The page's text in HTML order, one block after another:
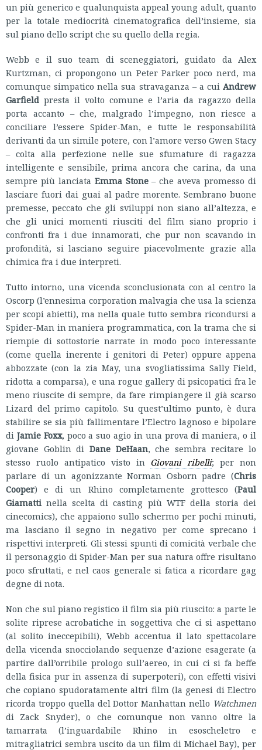
un più generico e qualunquista appeal young adult, quanto
per la totale mediocrità cinematografica dell’insieme, sia
sul piano dello script che su quello della regia.
Webb e il suo team di sceneggiatori, guidato da Alex
Kurtzman, ci propongono un Peter Parker poco nerd, ma
comunque simpatico nella sua stravaganza – a cui Andrew
Garfield presta il volto comune e l’aria da ragazzo della
porta accanto – che, malgrado l’impegno, non riesce a
conciliare l’essere Spider-Man, e tutte le responsabilità
derivanti da un simile potere, con l’amore verso Gwen Stacy
– colta alla perfezione nelle sue sfumature di ragazza
intelligente e sensibile, prima ancora che carina, da una
sempre più lanciata Emma Stone– che aveva promesso di
lasciare fuori dai guai al padre morente. Sembrano buone
premesse, peccato che gli sviluppi non siano all’altezza, e
che gli unici momenti riusciti del film siano proprio i
confronti fra i due innamorati, che pur non scavando in
profondità, si lasciano seguire piacevolmente grazie alla
chimica fra i due interpreti.
Tutto intorno, una vicenda sconclusionata con al centro la
Oscorp (l’ennesima corporation malvagia che usa la scienza
per scopi abietti), ma nella quale tutto sembra ricondursi a
Spider-Man in maniera programmatica, con la trama che si
riempie di sottostorie narrate in modo poco interessante
(come quella inerente i genitori di Peter) oppure appena
abbozzate (con la zia May, una svogliatissima Sally Field,
ridotta a comparsa), e una rogue gallery di psicopatici fra le
meno riuscite di sempre, da fare rimpiangere il già scarso
Lizard del primo capitolo. Su quest’ultimo punto, è dura
stabilire se sia più fallimentare l’Electro lagnoso e bipolare
di Jamie Foxx, poco a suo agio in una prova di maniera, o il
giovane Goblin di Dane DeHaan, che sembra recitare lo
stesso ruolo antipatico visto in Giovani ribelli; per non
parlare di un agonizzante Norman Osborn padre (Chris
Cooper) e di un Rhino completamente grottesco (Paul
Giamatti nella scelta di casting più WTF della storia dei
cinecomics), che appaiono sullo schermo per pochi minuti,
ma lasciano il segno in negativo per come sprecano i
rispettivi interpreti. Gli stessi spunti di comicità verbale che
il personaggio di Spider-Man per sua natura offre risultano
poco sfruttati, e nel caos generale si fatica a ricordare gag
degne di nota.
Non che sul piano registico il film sia più riuscito: a parte le
solite riprese acrobatiche in soggettiva che ci si aspettano
(al solito ineccepibili), Webb accentua il lato spettacolare
della vicenda snocciolando sequenze d’azione esagerate (a
partire dall’orribile prologo sull’aereo, in cui ci si fa beffe
della fisica pur in assenza di superpoteri), con effetti visivi
che copiano spudoratamente altri film (la genesi di Electro
ricorda troppo quella del Dottor Manhattan nello Watchmen
di Zack Snyder), o che comunque non vanno oltre la
tamarrata (l’inguardabile Rhino in esoscheletro e
mitragliatrici sembra uscito da un film di Michael Bay), per